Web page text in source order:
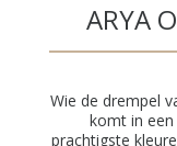
ARYA
Wie de drempel
komt in
prachtigste